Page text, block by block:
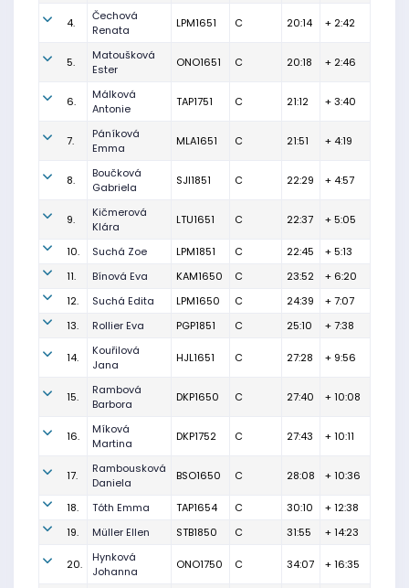
4.
Čechová
Renata
LPM1651 C 20:14 + 2:42
5.
Matoušková
Ester
ONO1651 C 20:18 + 2:46
6.
Málková
Antonie
TAP1751 C 21:12 + 3:40
7.
Páníková
Emma
MLA1651 C 21:51 + 4:19
8.
Boučková
Gabriela
SJI1851 C 22:29 + 4:57
9.
Kičmerová
Klára
LTU1651 C 22:37 + 5:05
10. Suchá Zoe LPM1851 C 22:45
+ 5:13
11.
Bínová Eva KAM1650 C 23:52
+ 6:20
12.
Suchá Edita LPM1650 C 24:39
+ 7:07
13.
Rollier Eva PGP1851 C 25:10 + 7:38
14.
Kouřilová
Jana
HJL1651 C 27:28 + 9:56
15.
Rambová
Barbora
DKP1650 C 27:40 + 10:08
16.
Míková
Martina
DKP1752 C 27:43 + 10:11
17.
Rambousková
Daniela
BSO1650 C 28:08 + 10:36
18. Tóth Emma TAP1654 C 30:10
+ 12:38
19.
Müller Ellen STB1850 C 31:55 + 14:23
20.
Hynková
Johanna
ONO1750 C 34:07 + 16:35